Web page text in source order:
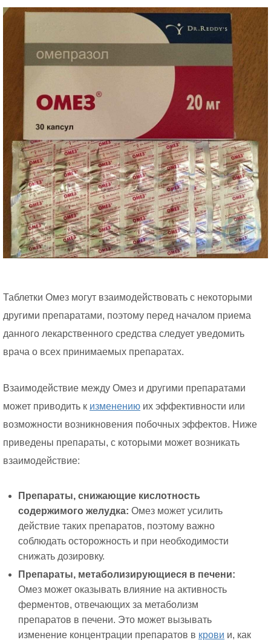
Таблетки Омез могут взаимодействовать с некоторыми
другими препаратами, поэтому перед началом приема
данного лекарственного средства следует уведомить
врача о всех принимаемых препаратах.
Взаимодействие между Омез и другими препаратами
может приводить к изменению их эффективности или
возможности возникновения побочных эффектов. Ниже
приведены препараты, с которыми может возникать
взаимодействие:
Препараты, снижающие кислотность
содержимого желудка: Омез может усилить
действие таких препаратов, поэтому важно
соблюдать осторожность и при необходимости
снижать дозировку.
Препараты, метаболизирующиеся в печени:
Омез может оказывать влияние на активность
ферментов, отвечающих за метаболизм
препаратов в печени. Это может вызывать
изменение концентрации препаратов в крови и, как